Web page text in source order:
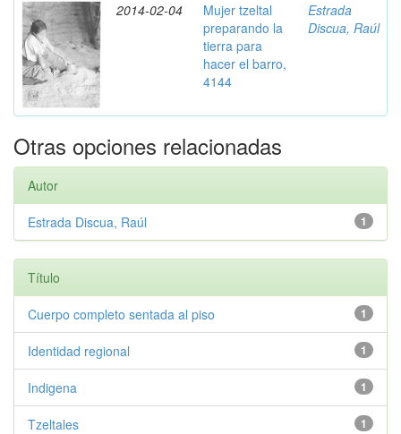
2014-02-04
Mujer tzeltal
preparando la
tierra para
hacer el barro,
4144
Estrada
Discua, Raúl
Otras opciones relacionadas
Autor
1
Estrada Discua, Raúl
Título
1
Cuerpo completo sentada al piso
1
Identidad regional
1
Indigena
1
Tzeltales